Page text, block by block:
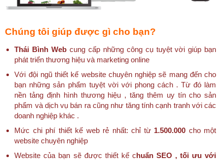
Chúng tôi giúp được gì cho bạn?
Thái Bình Web cung cấp những công cụ tuyệt vời giúp bạn
phát triển thương hiệu và marketing online
Với đội ngũ thiết kế website chuyên nghiệp sẽ mang đến cho
bạn những sản phẩm tuyệt vời với phong cách . Từ đó làm
nền tảng định hình thương hiệu , tăng thêm uy tín cho sản
phẩm và dịch vụ bán ra cũng như tăng tính cạnh tranh với các
doanh nghiệp khác .
Mức chi phí thiết kế web rẻ nhất: chỉ từ 1.500.000 cho một
website chuyên nghiệp
Website của bạn sẽ được thiết kế chuẩn SEO , tối ưu với